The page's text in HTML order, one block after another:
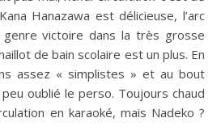
Hanazawa est délicieuse, l’arc
victoire dans la très grosse
de bain scolaire est un plus. En
assez « simplistes » et au bout
peu oublié le perso. Toujours chaud
en karaoké, mais Nadeko ?